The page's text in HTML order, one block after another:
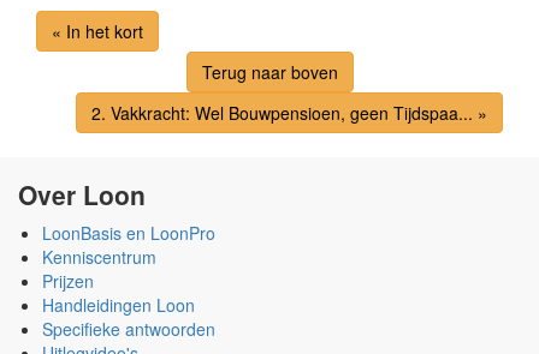
« In het kort
Terug naar boven
2. Vakkracht: Wel Bouwpensioen, geen Tijdspaa... »
Over Loon
LoonBasis en LoonPro
Kenniscentrum
Prijzen
Handleidingen Loon
Specifieke antwoorden